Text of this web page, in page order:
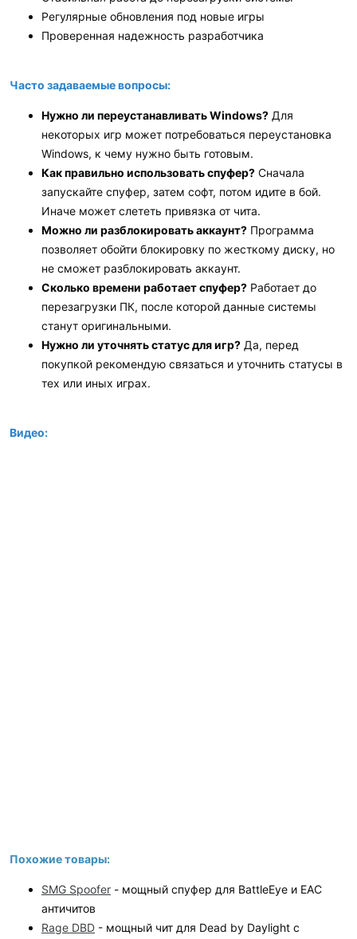
Регулярные обновления под новые игры
Проверенная надежность разработчика
Часто задаваемые вопросы:
Нужно ли переустанавливать Windows? Для
некоторых игр может потребоваться переустановка
Windows, к чему нужно быть готовым.
Как правильно использовать спуфер? Сначала
запускайте спуфер, затем софт, потом идите в бой.
Иначе может слететь привязка от чита.
Можно ли разблокировать аккаунт? Программа
позволяет обойти блокировку по жесткому диску, но
не сможет разблокировать аккаунт.
Сколько времени работает спуфер? Работает до
перезагрузки ПК, после которой данные системы
станут оригинальными.
Нужно ли уточнять статус для игр? Да, перед
покупкой рекомендую связаться и уточнить статусы в
тех или иных играх.
Видео:
Похожие товары:
SMG Spoofer - мощный спуфер для BattleEye и EAC
античитов
Rage DBD - мощный чит для Dead by Daylight с